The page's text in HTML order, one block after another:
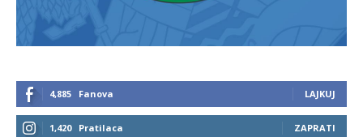
4,885 Fanova LAJKUJ
1,420 Pratilaca ZAPRATI